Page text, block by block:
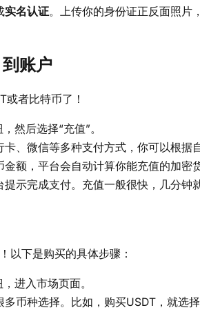
实名认证。上传你的身份证正反面照片
账户
者比特币了！
然后选择“充值”。
卡、微信等多种支付方式，你可以根据
金额，平台会自动计算你能充值的加密
示完成支付。充值一般很快，几分钟
以下是购买的具体步骤：
进入市场页面。
多币种选择。比如，购买USDT，就选择